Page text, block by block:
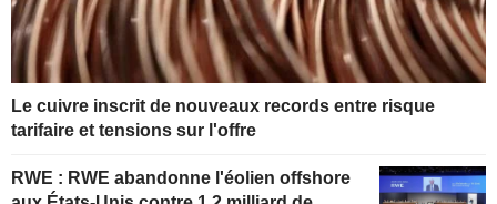
Le cuivre inscrit de nouveaux records entre risque
tarifaire et tensions sur l'offre
RWE : RWE abandonne l'éolien offshore